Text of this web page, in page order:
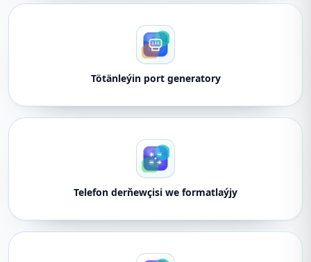
Tötänleýin port generatory
Telefon derňewçisi we formatlaýjy